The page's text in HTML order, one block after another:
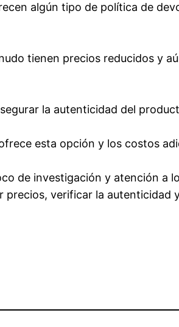
algún tipo de política de
tienen precios reducidos y
la autenticidad del
esta opción y los costos
de investigación y atención a
verificar la autenticidad